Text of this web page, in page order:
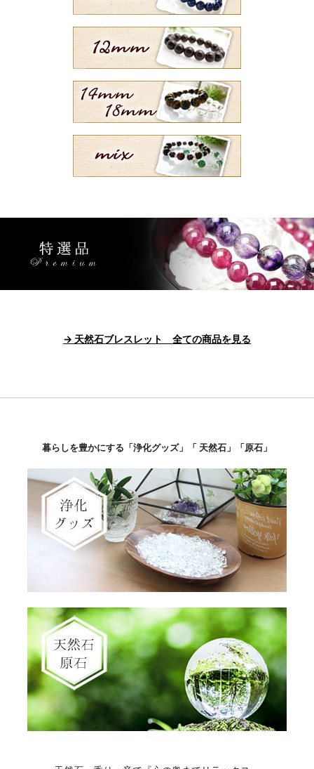
→ 天然石ブレスレット 全ての商品を見る
暮らしを豊かにする「浄化グッズ」「 天然石」「原石」